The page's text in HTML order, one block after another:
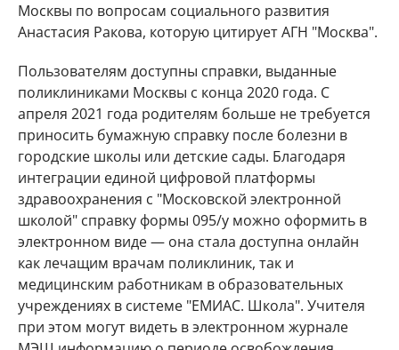
Москвы по вопросам социального развития
Анастасия Ракова, которую цитирует АГН "Москва".
Пользователям доступны справки, выданные
поликлиниками Москвы с конца 2020 года. С
апреля 2021 года родителям больше не требуется
приносить бумажную справку после болезни в
городские школы или детские сады. Благодаря
интеграции единой цифровой платформы
здравоохранения с "Московской электронной
школой" справку формы 095/у можно оформить в
электронном виде — она стала доступна онлайн
как лечащим врачам поликлиник, так и
медицинским работникам в образовательных
учреждениях в системе "ЕМИАС. Школа". Учителя
при этом могут видеть в электронном журнале